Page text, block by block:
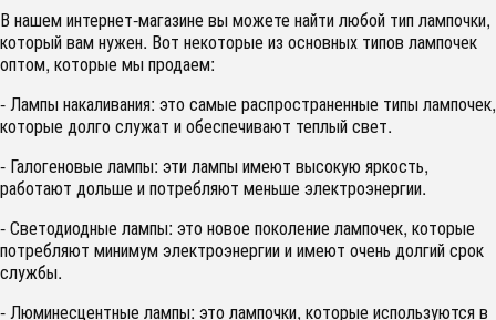
В нашем интернет-магазине вы можете найти любой тип лампочки,
который вам нужен. Вот некоторые из основных типов лампочек
оптом, которые мы продаем:
- Лампы накаливания: это самые распространенные типы лампочек,
которые долго служат и обеспечивают теплый свет.
- Галогеновые лампы: эти лампы имеют высокую яркость,
работают дольше и потребляют меньше электроэнергии.
- Светодиодные лампы: это новое поколение лампочек, которые
потребляют минимум электроэнергии и имеют очень долгий срок
службы.
- Люминесцентные лампы: это лампочки, которые используются в